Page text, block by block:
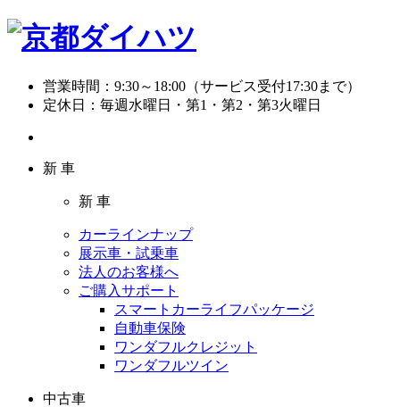
営業時間： 9:30～18:00（サービス受付17:30まで）
定休日： 毎週水曜日・第1・第2・第3火曜日
新 車
新 車
カーラインナップ
展示車・試乗車
法人のお客様へ
ご購入サポート
スマートカーライフパッケージ
自動車保険
ワンダフルクレジット
ワンダフルツイン
中古車